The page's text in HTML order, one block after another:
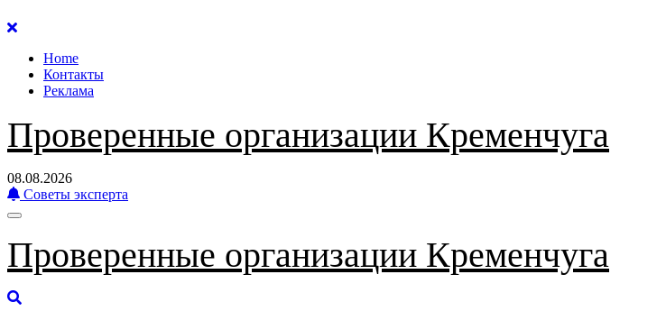
Перейти
содержанию
Home
Контакты
Реклама
Проверенные организации Кременчуга
08.08.2026
Советы эксперта
Проверенные организации Кременчуга